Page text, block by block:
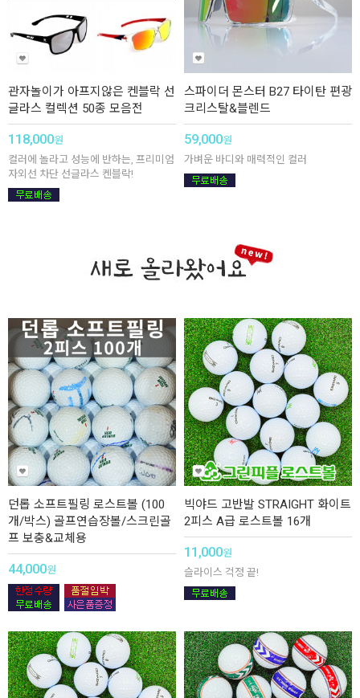
관자놀이가 아프지않은 켄블락 선
글라스 컬렉션 50종 모음전
118,000원
컬러에 놀라고 성능에 반하는, 프리미엄
자외선 차단 선글라스 켄블락!
스파이더 몬스터 B27 타이탄 편광
크리스탈&블렌드
59,000원
가벼운 바디와 매력적인 컬러
던롭 소프트필링 로스트볼 (100
개/박스) 골프연습장볼/스크린골
프 보충&교체용
44,000원
빅야드 고반발 STRAIGHT 화이트
2피스 A급 로스트볼 16개
11,000원
슬라이스 걱정 끝!